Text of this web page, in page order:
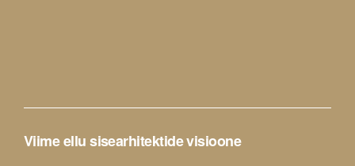
Viime ellu sisearhitektide visioone